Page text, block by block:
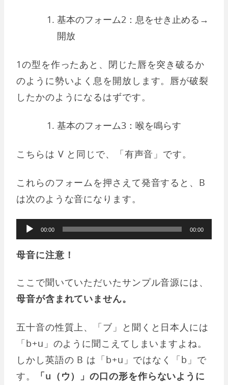
基本のフォーム2：息をせき止める→
開放
1の型を作ったあと、閉じた唇を突き破るか
のように勢いよく息を開放します。唇が破裂
したかのようになるはずです。
基本のフォーム3：喉を鳴らす
こちらは V と同じで、「有声音」です。
これらのフォームを押さえて発音すると、B
は次のような音になります。
声
プ
ー
ヤ
00:00 00:00
母音に注意！
ここで聞いていただいたサンプル音源には、
母音が含まれていません。
五十音の性質上、「ブ」と聞くと日本人には
「b+u」のように聞こえてしまいますよね。
しかし英語の B は「b+u」ではなく「b」で
す。
「u（ウ）」の口の形を作らないように